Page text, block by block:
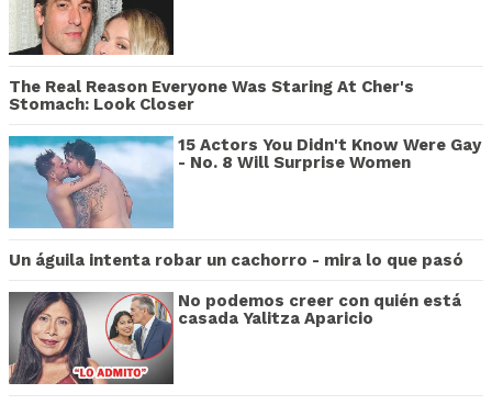
The Real Reason Everyone Was Staring At Cher's
Stomach: Look Closer
15 Actors You Didn't Know Were Gay
- No. 8 Will Surprise Women
Un águila intenta robar un cachorro - mira lo que pasó
No podemos creer con quién está
casada Yalitza Aparicio